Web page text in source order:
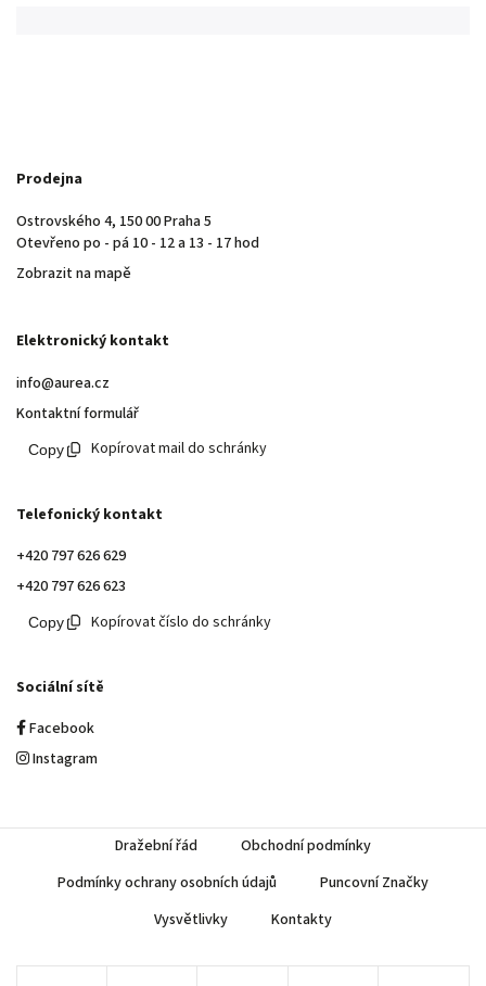
Prodejna
Ostrovského 4, 150 00 Praha 5
Otevřeno po - pá 10 - 12 a 13 - 17 hod
Zobrazit na mapě
Elektronický kontakt
info@aurea.cz
Kontaktní formulář
Kopírovat mail do schránky
Telefonický kontakt
+420 797 626 629
+420 797 626 623
Kopírovat číslo do schránky
Sociální sítě
Facebook
Instagram
Dražební řád
Obchodní podmínky
Podmínky ochrany osobních údajů
Puncovní Značky
Vysvětlivky
Kontakty